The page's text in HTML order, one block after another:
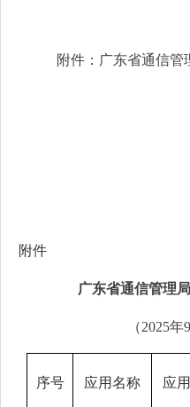
附件：广东省通信管
附件
广东省通信管理
（2025年9
序号 应用名称 应